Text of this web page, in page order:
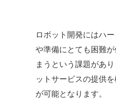
ロボット開発にはハ
や準備にとても困難
まうという課題があ
ットサービスの提供
が可能となります。